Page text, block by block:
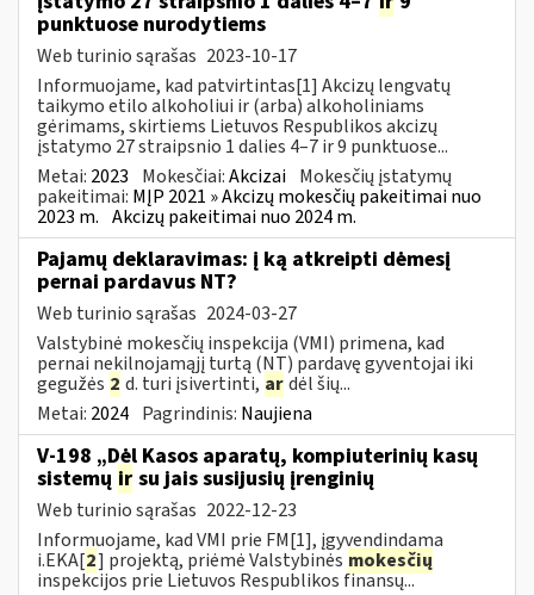
punktuose nurodytiems
Web turinio sąrašas 2023-10-17
Informuojame, kad patvirtintas[1] Akcizų lengvatų
taikymo etilo alkoholiui ir (arba) alkoholiniams
gėrimams, skirtiems Lietuvos Respublikos akcizų
įstatymo 27 straipsnio 1 dalies 4–7 ir 9 punktuose...
Metai: 2023 Mokesčiai:Akcizai Mokesčių įstatymų
pakeitimai: MĮP 2021 » Akcizų mokesčių pakeitimai nuo
2023 m. Akcizų pakeitimai nuo 2024 m.
Pajamų deklaravimas: į ką atkreipti dėmesį
pernai pardavus NT?
Web turinio sąrašas 2024-03-27
Valstybinė mokesčių inspekcija (VMI) primena, kad
pernai nekilnojamąjį turtą (NT) pardavę gyventojai iki
gegužės 2 d. turi įsivertinti, ardėl šių...
Metai: 2024 Pagrindinis: Naujiena
V-198 „Dėl Kasos aparatų, kompiuterinių kasų
sistemų ir su jais susijusių įrenginių
Web turinio sąrašas 2022-12-23
Informuojame, kad VMI prie FM[1], įgyvendindama
i.EKA[2] projektą, priėmė Valstybinės mokesčių
inspekcijos prie Lietuvos Respublikos finansų...